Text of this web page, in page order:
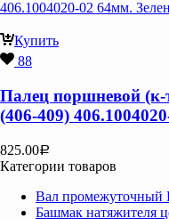
Купить
88
Палец поршневой
(406-409)
825.00Р
Категории товаров
Вал промежуточный
Башмак натяжителя